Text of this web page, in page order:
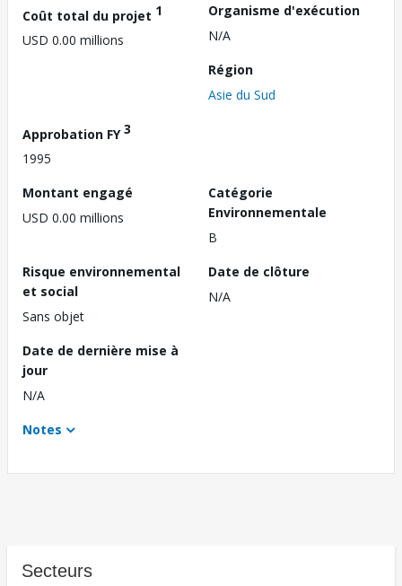
Coût total du projet 1
USD 0.00 millions
Organisme d'exécution
N/A
Région
Asie du Sud
Approbation FY3
1995
Montant engagé
USD 0.00 millions
Catégorie
Environnementale
B
Risque environnemental
et social
Sans objet
Date de clôture
N/A
Date de dernière mise à
jour
N/A
Notes
Secteurs